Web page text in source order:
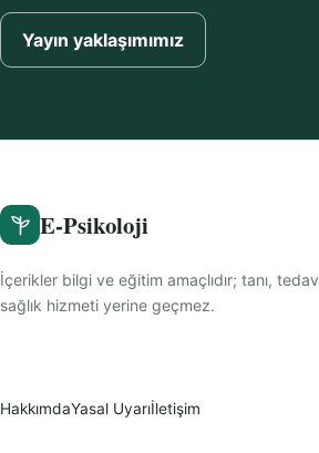
Yayın yaklaşımımız
E-Psikoloji
İçerikler bilgi ve eğitim amaçlıdır; tanı,
sağlık hizmeti yerine geçmez.
HakkımdaYasal Uyarıİletişim